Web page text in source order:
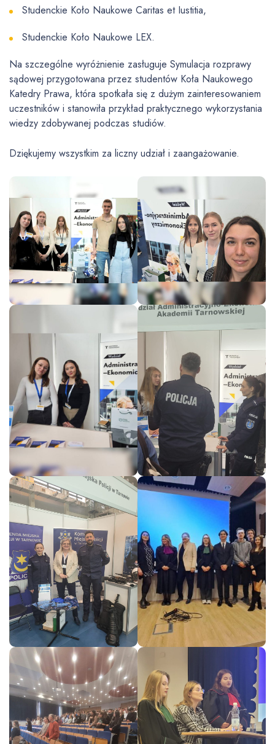
Studenckie Koło Naukowe Caritas et Iustitia,
Studenckie Koło Naukowe LEX.
Na szczególne wyróżnienie zasługuje Symulacja rozprawy
sądowej przygotowana przez studentów Koła Naukowego
Katedry Prawa, która spotkała się z dużym zainteresowaniem
uczestników i stanowiła przykład praktycznego wykorzystania
wiedzy zdobywanej podczas studiów.
Dziękujemy wszystkim za liczny udział i zaangażowanie.